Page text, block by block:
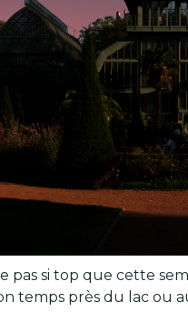
pas si top que cette
temps près du lac ou